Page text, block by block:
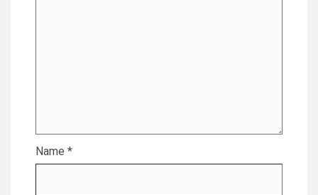
Name *